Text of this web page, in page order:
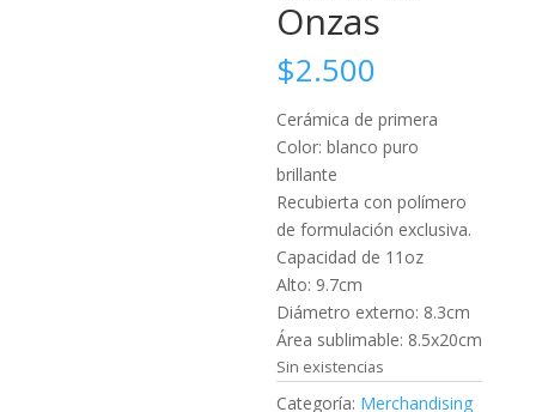
Onzas
$2.500
Cerámica de primera
Color: blanco puro
brillante
Recubierta con polímero
de formulación exclusiva.
Capacidad de 11oz
Alto: 9.7cm
Diámetro externo: 8.3cm
Área sublimable: 8.5x20cm
Sin existencias
Categoría: Merchandising